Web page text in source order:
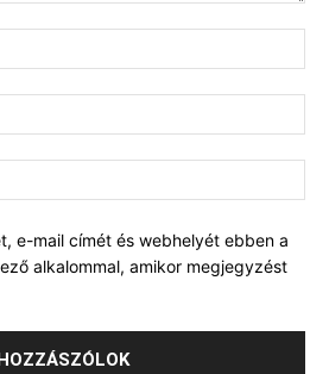
e-mail címét és webhelyét ebben a
alkalommal, amikor megjegyzést